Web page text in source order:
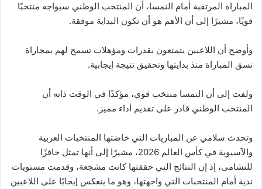
المباراة المرتقبة أمام النمسا، أن المنتخب الوطني سيواجه منتخبًا
قويًا، مشيرًا إلى أن الأهم هو أن تكون البداية موفقة.
وأوضح أن اللاعبين يتمتعون بقدرات ومؤهلات تسمح لهم بمجاراة
نسق المباراة منذ بدايتها وتحقيق نتيجة إيجابية.
ولفت إلى أن النمسا منتخب قوي، مؤكدًا في الوقت ذاته أن
المنتخب الوطني قادر على تقديم أداء مميز.
وتحدث سلامي عن المباريات التي خاضتها المنتخبات العربية
والآسيوية في كأس العالم 2026، مشيرًا إلى أنها تمثل حافزًا
للنشامى، إذ إن النتائج التي حققتها كانت مشجعة، وقدمت مستويات
ندية أمام المنتخبات التي واجهتها، وهو ما ينعكس إيجابًا على اللاعبين